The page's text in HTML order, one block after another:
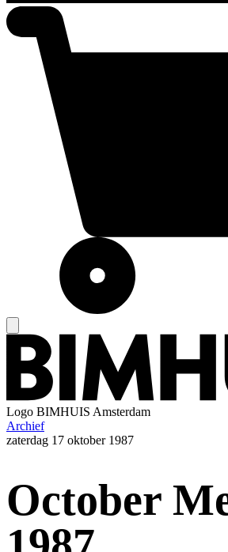
Logo BIMHUIS Amsterdam
Archief
zaterdag 17 oktober 1987
October